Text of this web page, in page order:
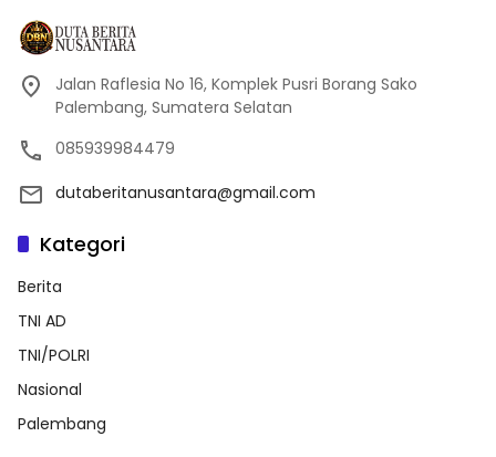
Jalan Raflesia No 16, Komplek Pusri Borang Sako
Palembang, Sumatera Selatan
085939984479
dutaberitanusantara@gmail.com
Kategori
Berita
TNI AD
TNI/POLRI
Nasional
Palembang